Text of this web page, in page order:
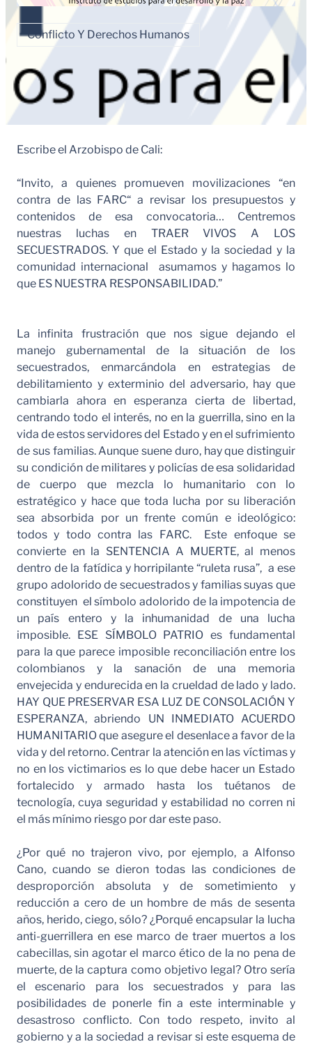
Conflicto Y Derechos Humanos
Escribe el Arzobispo de Cali:
“Invito, a quienes promueven movilizaciones “en
contra de las FARC“ a revisar los presupuestos y
contenidos de esa convocatoria… Centremos
nuestras luchas en TRAER VIVOS A LOS
SECUESTRADOS. Y que el Estado y la sociedad y la
comunidad internacional asumamos y hagamos lo
que ES NUESTRA RESPONSABILIDAD.”
La infinita frustración que nos sigue dejando el
manejo gubernamental de la situación de los
secuestrados, enmarcándola en estrategias de
debilitamiento y exterminio del adversario, hay que
cambiarla ahora en esperanza cierta de libertad,
centrando todo el interés, no en la guerrilla, sino en la
vida de estos servidores del Estado y en el sufrimiento
de sus familias. Aunque suene duro, hay que distinguir
su condición de militares y policías de esa solidaridad
de cuerpo que mezcla lo humanitario con lo
estratégico y hace que toda lucha por su liberación
sea absorbida por un frente común e ideológico:
todos y todo contra las FARC. Este enfoque se
convierte en la SENTENCIA A MUERTE, al menos
dentro de la fatídica y horripilante “ruleta rusa”, a ese
grupo adolorido de secuestrados y familias suyas que
constituyen el símbolo adolorido de la impotencia de
un país entero y la inhumanidad de una lucha
imposible. ESE SÍMBOLO PATRIO es fundamental
para la que parece imposible reconciliación entre los
colombianos y la sanación de una memoria
envejecida y endurecida en la crueldad de lado y lado.
HAY QUE PRESERVAR ESA LUZ DE CONSOLACIÓN Y
ESPERANZA, abriendo UN INMEDIATO ACUERDO
HUMANITARIO que asegure el desenlace a favor de la
vida y del retorno. Centrar la atención en las víctimas y
no en los victimarios es lo que debe hacer un Estado
fortalecido y armado hasta los tuétanos de
tecnología, cuya seguridad y estabilidad no corren ni
el más mínimo riesgo por dar este paso.
¿Por qué no trajeron vivo, por ejemplo, a Alfonso
Cano, cuando se dieron todas las condiciones de
desproporción absoluta y de sometimiento y
reducción a cero de un hombre de más de sesenta
años, herido, ciego, sólo? ¿Porqué encapsular la lucha
anti-guerrillera en ese marco de traer muertos a los
cabecillas, sin agotar el marco ético de la no pena de
muerte, de la captura como objetivo legal? Otro sería
el escenario para los secuestrados y para las
posibilidades de ponerle fin a este interminable y
desastroso conflicto. Con todo respeto, invito al
gobierno y a la sociedad a revisar si este esquema de